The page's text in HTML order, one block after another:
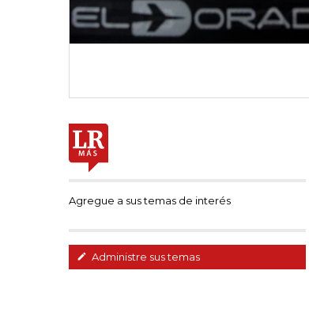
Agregue a sus temas de interés
Administre sus temas